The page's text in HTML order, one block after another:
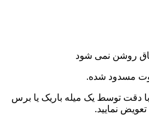
مسدود شده.
دقت توسط یک میله باریک یا برس
تعویض نمایید.